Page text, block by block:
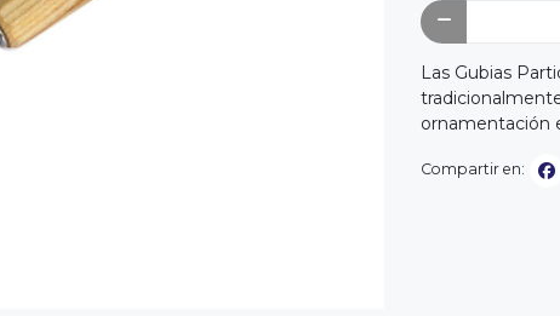
Las Gubias
ornamentación
Compartir en: